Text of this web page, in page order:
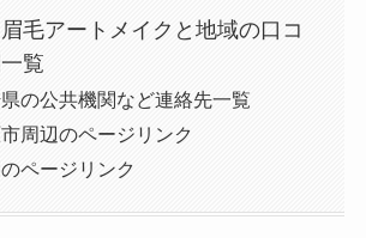
毛アートメイクと地域の口コ
覧
の公共機関など連絡先一覧
周辺のページリンク
ページリンク